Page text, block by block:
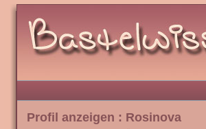
Profil anzeigen : Rosinova